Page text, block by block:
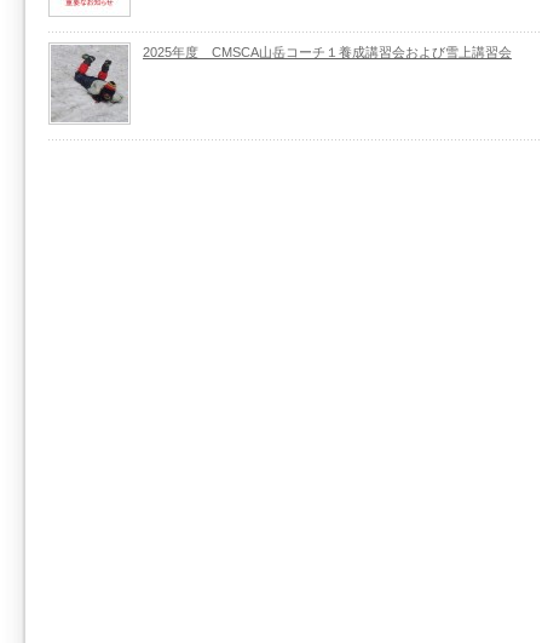
2025年度 CMSCA山岳コーチ１養成講習会および雪上講習会